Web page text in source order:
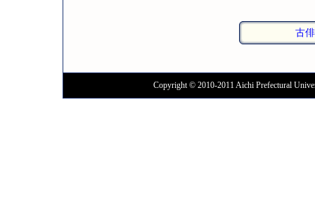
古
Copyright © 2010-2011 Aichi Prefectural